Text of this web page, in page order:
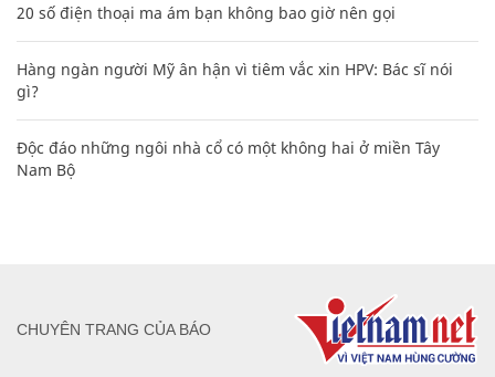
20 số điện thoại ma ám bạn không bao giờ nên gọi
Hàng ngàn người Mỹ ân hận vì tiêm vắc xin HPV: Bác sĩ nói
gì?
Độc đáo những ngôi nhà cổ có một không hai ở miền Tây
Nam Bộ
CHUYÊN TRANG CỦA BÁO